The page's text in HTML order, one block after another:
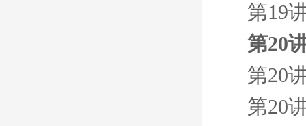
第19
第20
第20
第20